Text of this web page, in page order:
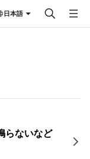
日本語
らないなど